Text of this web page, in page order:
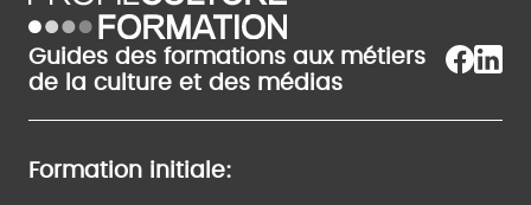
Guides des formations aux métiers
de la culture et des médias
Formation initiale: